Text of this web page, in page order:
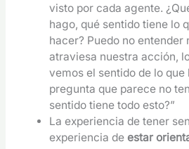
visto por cada agente.
hago, qué sentido tiene lo
hacer? Puedo no entender
atraviesa nuestra acción,
vemos el sentido de lo
pregunta que parece no
sentido tiene todo esto?”
La experiencia de tener
experiencia deestar